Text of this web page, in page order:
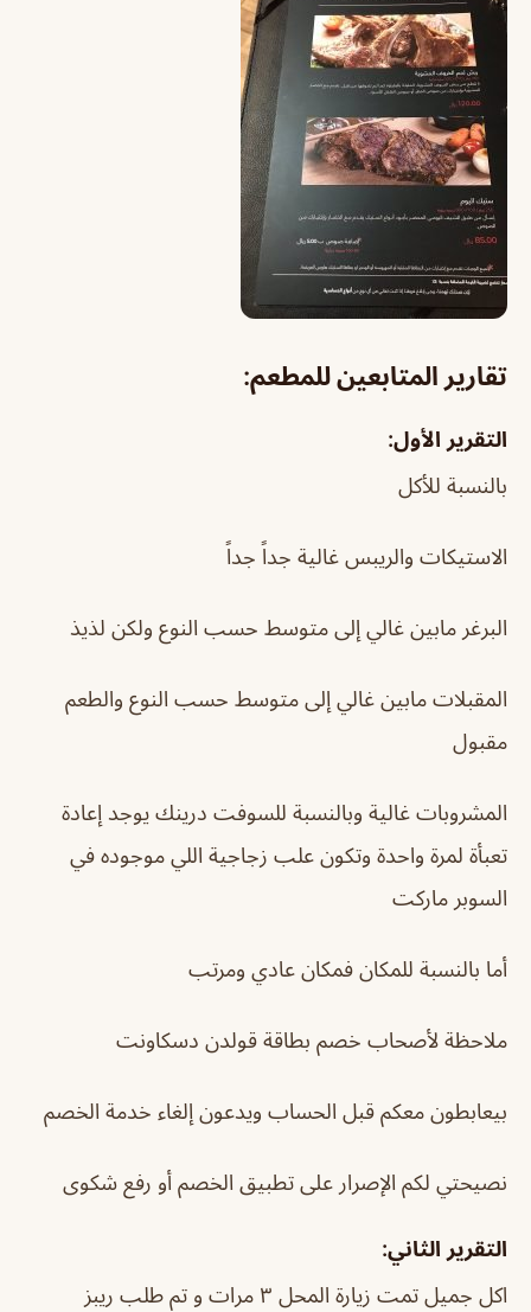
تقارير المتابعين للمطعم:
التقرير الأول:
بالنسبة للأكل
الاستيكات والريبس غالية جداً جداً
البرغر مابين غالي إلى متوسط حسب النوع ولكن لذيذ
المقبلات مابين غالي إلى متوسط حسب النوع والطعم
مقبول
المشروبات غالية وبالنسبة للسوفت درينك يوجد إعادة
تعبأة لمرة واحدة وتكون علب زجاجية اللي موجوده في
السوبر ماركت
أما بالنسبة للمكان فمكان عادي ومرتب
ملاحظة لأصحاب خصم بطاقة قولدن دسكاونت
بيعابطون معكم قبل الحساب ويدعون إلغاء خدمة الخصم
نصيحتي لكم الإصرار على تطبيق الخصم أو رفع شكوى
التقرير الثاني:
اكل جميل تمت زيارة المحل ٣ مرات و تم طلب ريبز